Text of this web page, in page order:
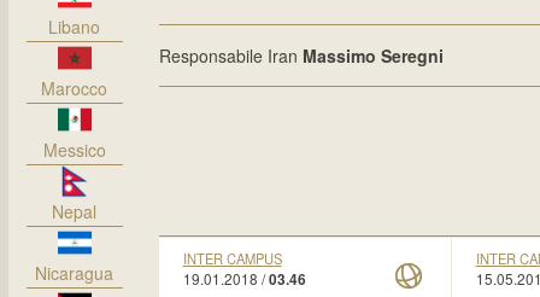
Libano
Marocco
Messico
Nepal
Nicaragua
Responsabile Iran Massimo Seregni
INTER CAMPUS
19.01.2018 /03.46
INTER